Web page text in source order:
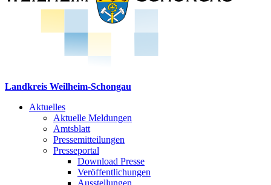
Landkreis Weilheim-Schongau
Aktuelles
Aktuelle Meldungen
Amtsblatt
Pressemitteilungen
Presseportal
Download Presse
Veröffentlichungen